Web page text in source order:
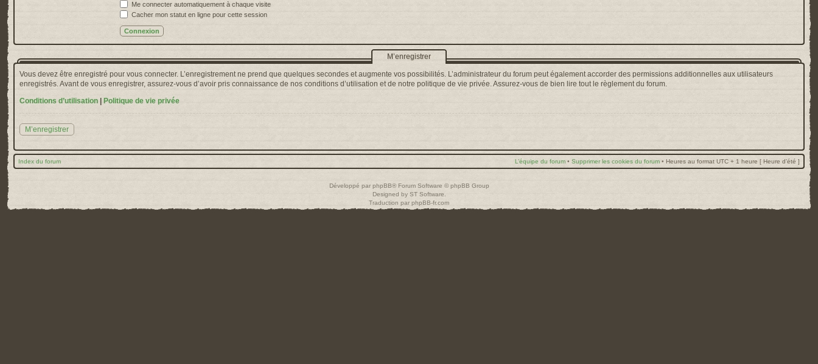
Me connecter automatiquement à chaque visite
Cacher mon statut en ligne pour cette session
M’enregistrer
Vous devez être enregistré pour vous connecter. L’enregistrement ne prend que quelques secondes et augmente vos possibilités. L’administrateur du forum peut également accorder des permissions additionnelles aux utilisateurs
enregistrés. Avant de vous enregistrer, assurez-vous d’avoir pris connaissance de nos conditions d’utilisation et de notre politique de vie privée. Assurez-vous de bien lire tout le règlement du forum.
Conditions d’utilisation
Politique de vie privée
M’enregistrer
Index du forum L’équipe du forum • Supprimer les cookies du forum • Heures au format UTC + 1 heure [ Heure d’été ]
Développé par phpBB® Forum Software © phpBB Group
Designed by ST Software
Traduction par phpBB-fr.com